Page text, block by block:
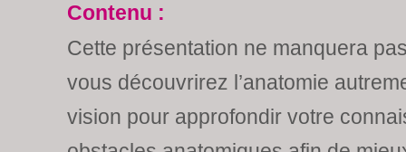
Contenu :
Cette présentation ne manquera
vous découvrirez l’anatomie
vision pour approfondir votre